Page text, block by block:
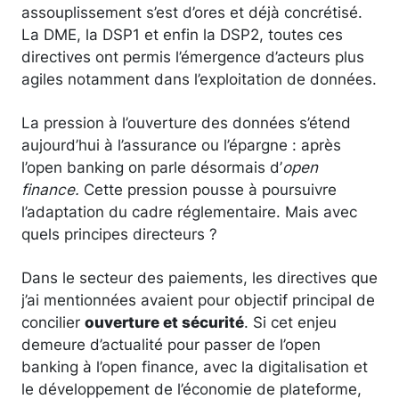
assouplissement s’est d’ores et déjà concrétisé.
La DME, la DSP1 et enfin la DSP2, toutes ces
directives ont permis l’émergence d’acteurs plus
agiles notamment dans l’exploitation de données.
La pression à l’ouverture des données s’étend
aujourd’hui à l’assurance ou l’épargne : après
l’open banking on parle désormais d’open
finance. Cette pression pousse à poursuivre
l’adaptation du cadre réglementaire. Mais avec
quels principes directeurs ?
Dans le secteur des paiements, les directives que
j’ai mentionnées avaient pour objectif principal de
concilier ouverture et sécurité. Si cet enjeu
demeure d’actualité pour passer de l’open
banking à l’open finance, avec la digitalisation et
le développement de l’économie de plateforme,